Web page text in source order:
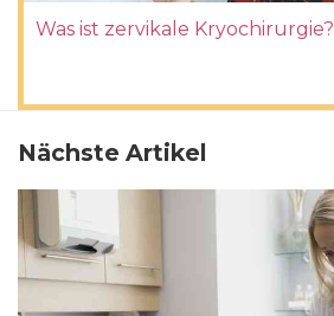
Was ist zervikale Kryochirurgie?
Nächste Artikel